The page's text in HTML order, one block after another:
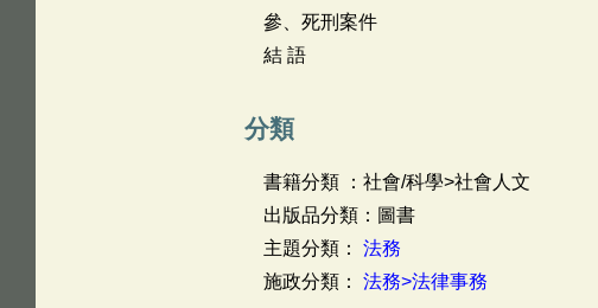
參、死刑案件
結 語
分類
書籍分類 ：社會/科學>社會人文
出版品分類：圖書
主題分類： 法務
施政分類： 法務>法律事務